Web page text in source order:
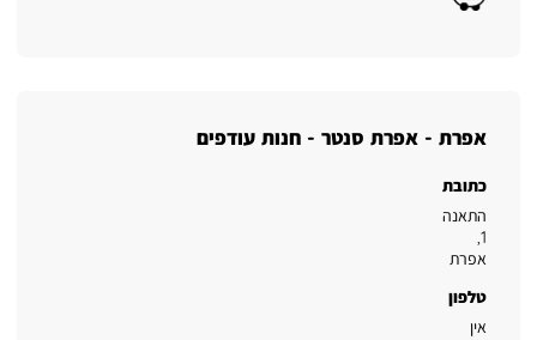
אפרת - אפרת סנטר - חנות עודפים
כתובת
התאנה
1
,
אפרת
טלפון
אין